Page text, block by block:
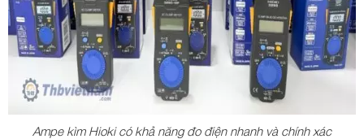
Ampe kìm Hioki có khả năng đo điện nhanh và chính xác